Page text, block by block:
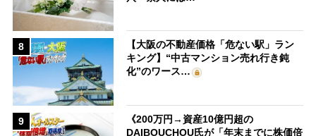
8
【大阪の不動産価格「危ない駅」ラン
キング】“中古マンション売れ行き鈍
化”のワース…
9
《200万円→資産10億円超の
DAIBOUCHOU氏が「年末までに株価倍